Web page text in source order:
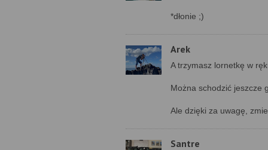
*dłonie ;)
Arek
A trzymasz lornetkę w
Można schodzić jeszcze
Ale dzięki za uwagę,
Santre